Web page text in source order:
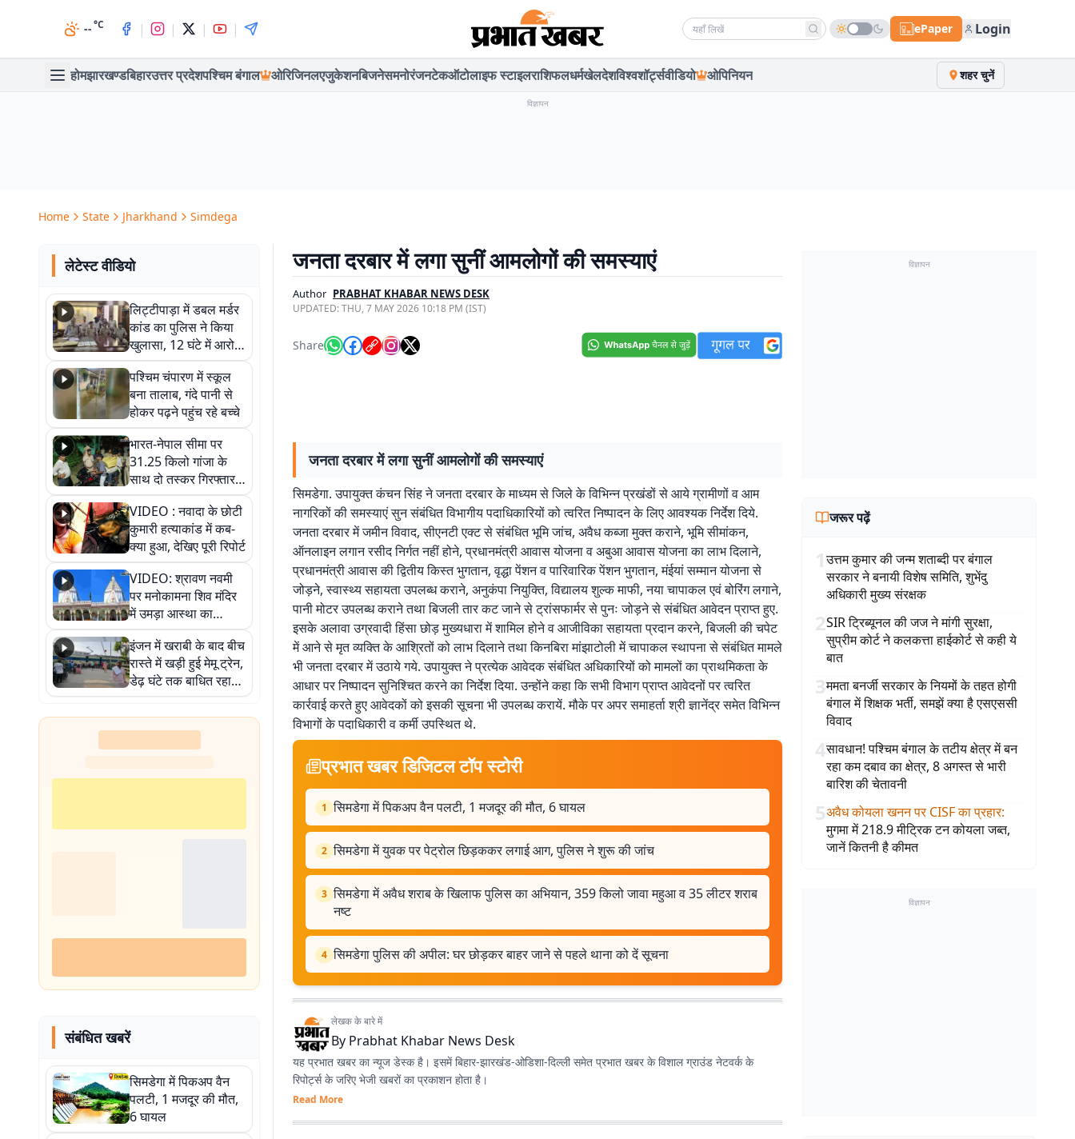
--°C | | | | Search news ePaper Login
होमझारखण्डबिहारउत्तर प्रदेशपश्चिम बंगाल ओरिजिनलएजुकेशनबिजनेसमनोरंजनटेकऑटोलाइफ स्टाइलराशिफलधर्मखेलदेशविश्वशॉर्ट्सवीडियो ओपिनियन शहर चुनें
विज्ञापन
Home State Jharkhand Simdega
लेटेस्ट वीडियो
लिट्टीपाड़ा में डबल मर्डर
कांड का पुलिस ने किया
खुलासा, 12 घंटे में आरोपी
गिरफ्तार
पश्चिम चंपारण में स्कूल
बना तालाब, गंदे पानी से
होकर पढ़ने पहुंच रहे बच्चे
भारत-नेपाल सीमा पर
31.25 किलो गांजा के
साथ दो तस्कर गिरफ्तार,
नेपाली नंबर की बाइक
जब्त
VIDEO : नवादा के छोटी
कुमारी हत्याकांड में कब-
क्या हुआ, देखिए पूरी रिपोर्ट
VIDEO: श्रावण नवमी
पर मनोकामना शिव मंदिर
में उमड़ा आस्था का
सैलाब, हर-हर महादेव के
जयघोष से गूंजा परिसर
इंजन में खराबी के बाद बीच
रास्ते में खड़ी हुई मेमू ट्रेन,
डेढ़ घंटे तक बाधित रहा
आवागमन
संबंधित खबरें
सिमडेगा में पिकअप वैन
पलटी, 1 मजदूर की मौत,
6 घायल
जनता दरबार में लगा सुनीं आमलोगों की समस्याएं
Author PRABHAT KHABAR NEWS DESK
UPDATED:THU, 7 MAY 2026 10:18 PM (IST)
Share
जनता दरबार में लगा सुनीं आमलोगों की समस्याएं
सिमडेगा. उपायुक्त कंचन सिंह ने जनता दरबार के माध्यम से जिले के विभिन्न प्रखंडों से आये ग्रामीणों व आम
नागरिकों की समस्याएं सुन संबंधित विभागीय पदाधिकारियों को त्वरित निष्पादन के लिए आवश्यक निर्देश दिये.
जनता दरबार में जमीन विवाद, सीएनटी एक्ट से संबंधित भूमि जांच, अवैध कब्जा मुक्त कराने, भूमि सीमांकन,
ऑनलाइन लगान रसीद निर्गत नहीं होने, प्रधानमंत्री आवास योजना व अबुआ आवास योजना का लाभ दिलाने,
प्रधानमंत्री आवास की द्वितीय किस्त भुगतान, वृद्धा पेंशन व पारिवारिक पेंशन भुगतान, मंईयां सम्मान योजना से
जोड़ने, स्वास्थ्य सहायता उपलब्ध कराने, अनुकंपा नियुक्ति, विद्यालय शुल्क माफी, नया चापाकल एवं बोरिंग लगाने,
पानी मोटर उपलब्ध कराने तथा बिजली तार कट जाने से ट्रांसफार्मर से पुनः जोड़ने से संबंधित आवेदन प्राप्त हुए.
इसके अलावा उग्रवादी हिंसा छोड़ मुख्यधारा में शामिल होने व आजीविका सहायता प्रदान करने, बिजली की चपेट
में आने से मृत व्यक्ति के आश्रितों को लाभ दिलाने तथा किनबिरा मांझाटोली में चापाकल स्थापना से संबंधित मामले
भी जनता दरबार में उठाये गये. उपायुक्त ने प्रत्येक आवेदक संबंधित अधिकारियों को मामलों का प्राथमिकता के
आधार पर निष्पादन सुनिश्चित करने का निर्देश दिया. उन्होंने कहा कि सभी विभाग प्राप्त आवेदनों पर त्वरित
कार्रवाई करते हुए आवेदकों को इसकी सूचना भी उपलब्ध करायें. मौके पर अपर समाहर्ता श्री ज्ञानेंद्र समेत विभिन्न
विभागों के पदाधिकारी व कर्मी उपस्थित थे.
प्रभात खबर डिजिटल टॉप स्टोरी
1 सिमडेगा में पिकअप वैन पलटी, 1 मजदूर की मौत, 6 घायल
2 सिमडेगा में युवक पर पेट्रोल छिड़ककर लगाई आग, पुलिस ने शुरू की जांच
3 सिमडेगा में अवैध शराब के खिलाफ पुलिस का अभियान, 359 किलो जावा महुआ व 35 लीटर शराब
नष्ट
4 सिमडेगा पुलिस की अपील: घर छोड़कर बाहर जाने से पहले थाना को दें सूचना
लेखक के बारे में
By Prabhat Khabar News Desk
यह प्रभात खबर का न्यूज डेस्क है। इसमें बिहार-झारखंड-ओडिशा-दिल्‍ली समेत प्रभात खबर के विशाल ग्राउंड नेटवर्क के
रिपोर्ट्स के जरिए भेजी खबरों का प्रकाशन होता है।
Read More
विज्ञापन
जरूर पढ़ें
1उत्तम कुमार की जन्म शताब्दी पर बंगाल
सरकार ने बनायी विशेष समिति, शुभेंदु
अधिकारी मुख्य संरक्षक
2SIR ट्रिब्यूनल की जज ने मांगी सुरक्षा,
सुप्रीम कोर्ट ने कलकत्ता हाईकोर्ट से कही ये
बात
3ममता बनर्जी सरकार के नियमों के तहत होगी
बंगाल में शिक्षक भर्ती, समझें क्या है एसएससी
विवाद
4सावधान! पश्चिम बंगाल के तटीय क्षेत्र में बन
रहा कम दबाव का क्षेत्र, 8 अगस्त से भारी
बारिश की चेतावनी
5अवैध कोयला खनन पर CISF का प्रहार:
मुगमा में 218.9 मीट्रिक टन कोयला जब्त,
जानें कितनी है कीमत
विज्ञापन